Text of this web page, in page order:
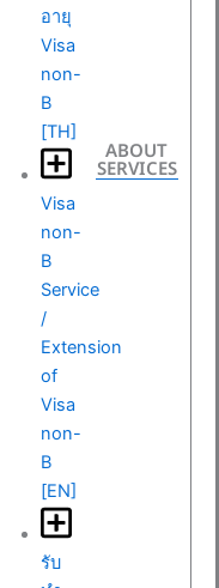
อายุ
Visa
non-
B
[TH]
Visa
non-
B
Service
/
Extension
of
Visa
non-
B
[EN]
รับ
ABOUT
SERVICES